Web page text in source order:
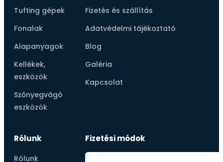
Tufting gépek
Fonalak
Alapanyagok
Kellékek,
eszközök
Szőnyegvágó
eszközök
Fizetés és szállítás
Adatvédelmi tájékoztató
Blog
Galéria
Kapcsolat
Rólunk
Rólunk
Fizetési módok